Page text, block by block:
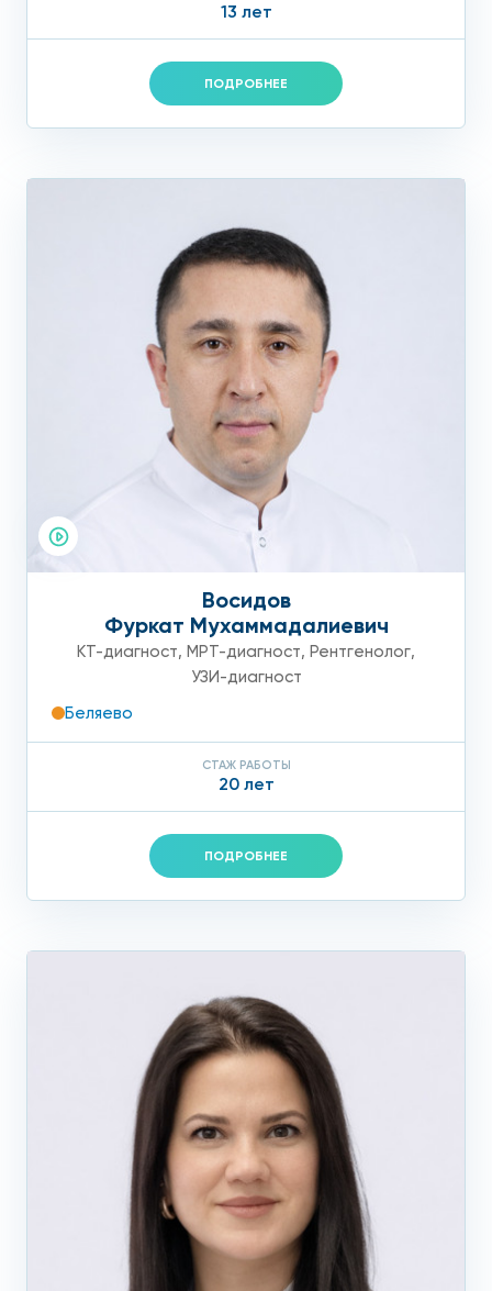
13 лет
ПОДРОБНЕЕ
Восидов
Фуркат Мухаммадалиевич
КТ-диагност, МРТ-диагност, Рентгенолог,
УЗИ-диагност
Беляево
СТАЖ РАБОТЫ
20 лет
ПОДРОБНЕЕ